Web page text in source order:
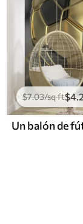
$7.03/sq ft$4
Un balón de